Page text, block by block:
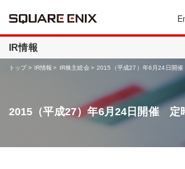
IR情報
IR情報
トップ IR情報 IR株主総会 2015（平成27）年6月24日開
2015（平成27）年6月24日開催 定